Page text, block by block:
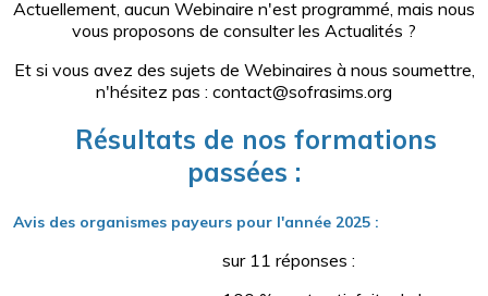
Actuellement, aucun Webinaire n'est programmé, mais nous
vous proposons de consulter les Actualités ?
Et si vous avez des sujets de Webinaires à nous soumettre,
n'hésitez pas : contact@sofrasims.org
Résultats de nos formations
passées :
Avis des organismes payeurs pour l'année 2025 :
sur 11 réponses :